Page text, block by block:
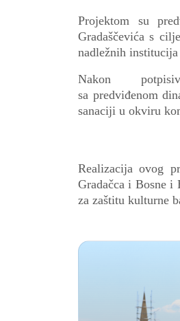
Projektom su
Gradaščevića s
nadležnih
Nakon
sa predviđenom
sanaciji u okviru
Realizacija ovog
Gradačca i Bosne i
za zaštitu kulturne